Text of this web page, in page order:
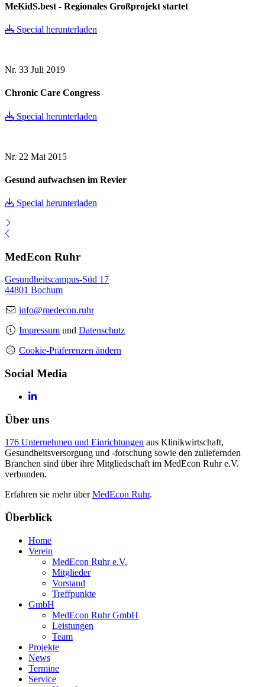
MeKidS.best - Regionales Großprojekt startet
Special herunterladen
Nr. 33 Juli 2019
Chronic Care Congress
Special herunterladen
Nr. 22 Mai 2015
Gesund aufwachsen im Revier
Special herunterladen
MedEcon Ruhr
Gesundheitscampus-Süd 17
44801 Bochum
info@medecon.ruhr
Impressum und Datenschutz
Cookie-Präferenzen ändern
Social Media
Über uns
176 Unternehmen und Einrichtungen aus Klinikwirtschaft,
Gesundheitsversorgung und -forschung sowie den zuliefernden
Branchen sind über ihre Mitgliedschaft im MedEcon Ruhr e.V.
verbunden.
Erfahren sie mehr überMedEcon Ruhr.
Überblick
Home
Verein
MedEcon Ruhr e.V.
Mitglieder
Vorstand
Treffpunkte
GmbH
MedEcon Ruhr GmbH
Leistungen
Team
Projekte
News
Termine
Service